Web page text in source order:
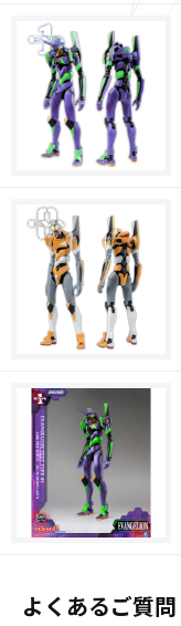
よくあるご質問